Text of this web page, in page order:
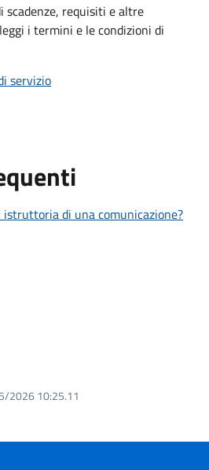
scadenze, requisiti e altre
i termini e le condizioni di
servizio
di una comunicazione?
2026 10:25.11